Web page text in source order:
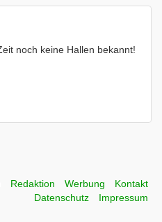
noch keine Hallen bekannt!
Redaktion Werbung
Kontakt
Datenschutz
Impressum